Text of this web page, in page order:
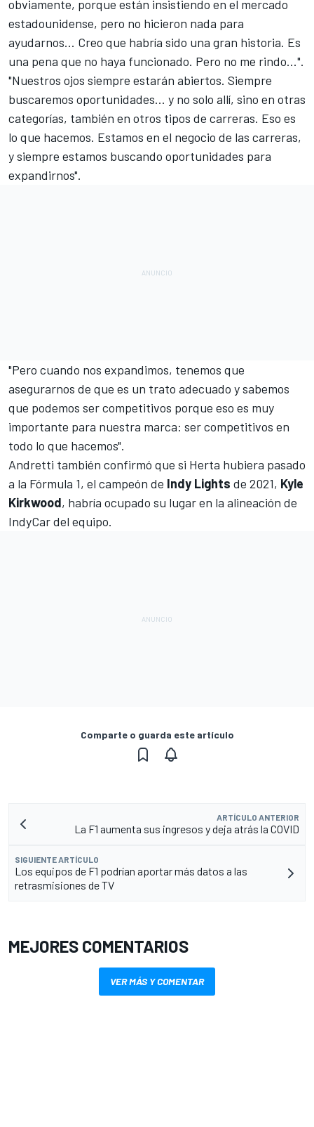
obviamente, porque están insistiendo en el mercado
estadounidense, pero no hicieron nada para
ayudarnos... Creo que habría sido una gran historia. Es
una pena que no haya funcionado. Pero no me rindo...".
"Nuestros ojos siempre estarán abiertos. Siempre
buscaremos oportunidades... y no solo allí, sino en otras
categorías, también en otros tipos de carreras. Eso es
lo que hacemos. Estamos en el negocio de las carreras,
y siempre estamos buscando oportunidades para
expandirnos".
"Pero cuando nos expandimos, tenemos que
asegurarnos de que es un trato adecuado y sabemos
que podemos ser competitivos porque eso es muy
importante para nuestra marca: ser competitivos en
todo lo que hacemos".
Andretti también confirmó que si Herta hubiera pasado
a la Fórmula 1, el campeón de Indy Lights de 2021, Kyle
Kirkwood, habría ocupado su lugar en la alineación de
IndyCar del equipo.
Comparte o guarda este artículo
ARTÍCULO ANTERIOR
La F1 aumenta sus ingresos y deja atrás la COVID
SIGUIENTE ARTÍCULO
Los equipos de F1 podrían aportar más datos a las
retrasmisiones de TV
MEJORES COMENTARIOS
VER MÁS Y COMENTAR